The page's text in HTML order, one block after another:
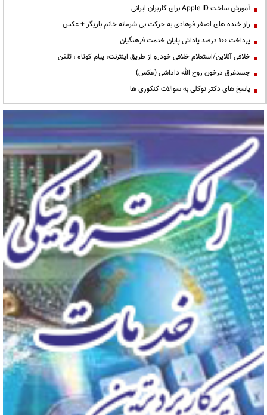
آموزش ساخت Apple ID برای کاربران ایرانی
راز خنده های اصغر فرهادی به حرکت بی شرمانه خانم بازیگر + عکس
پرداخت ۱۰۰ درصد پاداش پایان خدمت فرهنگیان
خلافی آنلاین/استعلام خلافی خودرو از طریق اینترنت، پیام کوتاه ، تلفن
جسدغرق درخون روح الله داداشی (عکس)
پاسخ های دکتر توکلی به سوالات کنکوری ها